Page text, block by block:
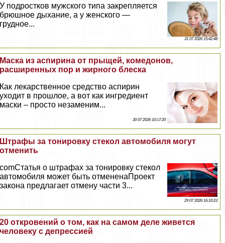
У подростков мужского типа закрепляется
брюшное дыхание, а у женского —
грудное...
31 07 2026 15:42:48
Маска из аспирина от прыщей, комедонов,
расширенных пор и жирного блеска
Как лекарственное средство аспирин
уходит в прошлое, а вот как ингредиент
маски – просто незаменим...
30 07 2026 10:17:20
Штрафы за тонировку стекол автомобиля могут
отменить
comСтатья о штрафах за тонировку стекол
автомобиля может быть отмененаПроект
закона предлагает отмену части 3...
29 07 2026 16:10:23
20 откровений о том, как на самом деле живется
человеку с депрессией